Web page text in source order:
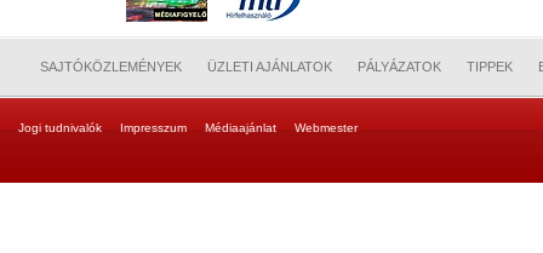
SAJTÓKÖZLEMÉNYEK ÜZLETI AJÁNLATOK PÁLYÁZATOK TIPPEK
Jogi tudnivalók Impresszum Médiaajánlat Webmester